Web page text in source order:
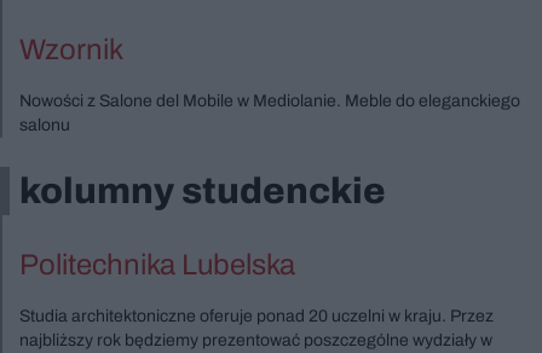
Wzornik
Nowości z Salone del Mobile w Mediolanie. Meble do eleganckiego
salonu
kolumny studenckie
Politechnika Lubelska
Studia architektoniczne oferuje ponad 20 uczelni w kraju. Przez
najbliższy rok będziemy prezentować poszczególne wydziały w